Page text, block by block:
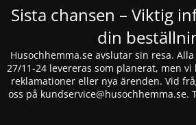
Sista chansen – Viktig
din
Husochhemma.se avslutar sin resa.
27/11-24 levereras som planerat, men
reklamationer eller nya ärenden. Vid
oss på kundservice@husochhemma.se.